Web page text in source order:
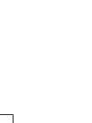
ェアする